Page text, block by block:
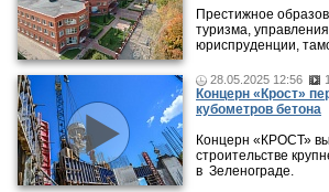
Престижное
туризма,
юриспруденции,
28.05.2025 12:56 1
Концерн «Крост»
кубометров бетона
Концерн «КРОСТ»
строительстве
в Зеленограде.